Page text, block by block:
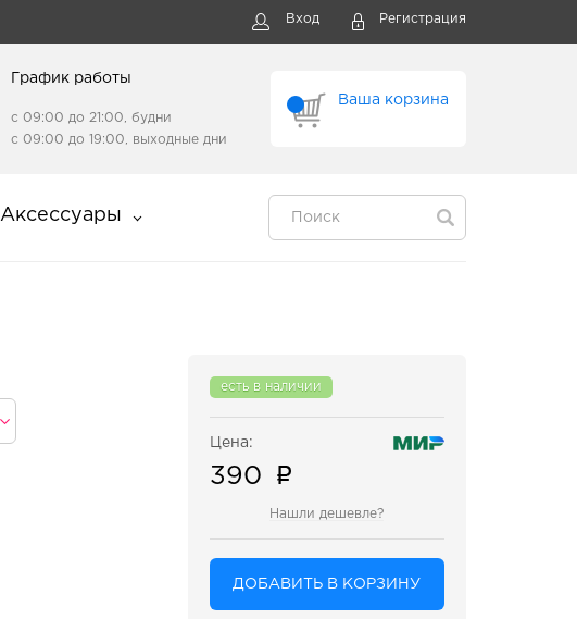
Вход Регистрация
Ваша корзина
График работы
с 09:00 до 21:00, будни
с 09:00 до 19:00, выходные дни
Аксессуары
есть в наличии
Цена:
390
Нашли дешевле?
ДОБАВИТЬ В КОРЗИНУ